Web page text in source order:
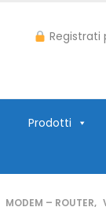
Registrati
Prodotti
MODEM – ROUTER,